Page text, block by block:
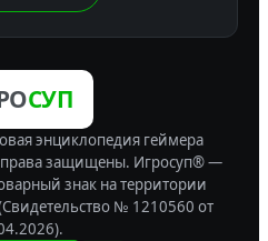
СУП
энциклопедия геймера
права защищены. Игросуп® —
знак на территории
№ 1210560 от